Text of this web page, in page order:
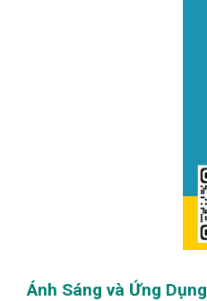
Ánh Sáng và Ứng Dụng